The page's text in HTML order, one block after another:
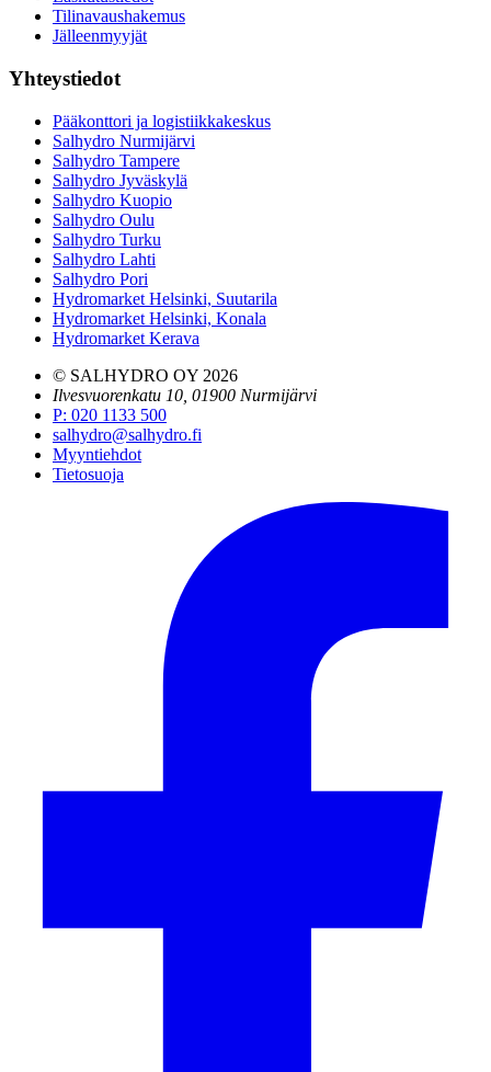
Tilinavaushakemus
Jälleenmyyjät
Yhteystiedot
Pääkonttori ja logistiikkakeskus
Salhydro Nurmijärvi
Salhydro Tampere
Salhydro Jyväskylä
Salhydro Kuopio
Salhydro Oulu
Salhydro Turku
Salhydro Lahti
Salhydro Pori
Hydromarket Helsinki, Suutarila
Hydromarket Helsinki, Konala
Hydromarket Kerava
© SALHYDRO OY 2026
Ilvesvuorenkatu 10, 01900 Nurmijärvi
P: 020 1133 500
salhydro@salhydro.fi
Myyntiehdot
Tietosuoja